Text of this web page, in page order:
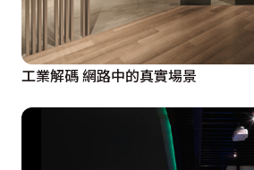
工業解碼 網路中的真實場景